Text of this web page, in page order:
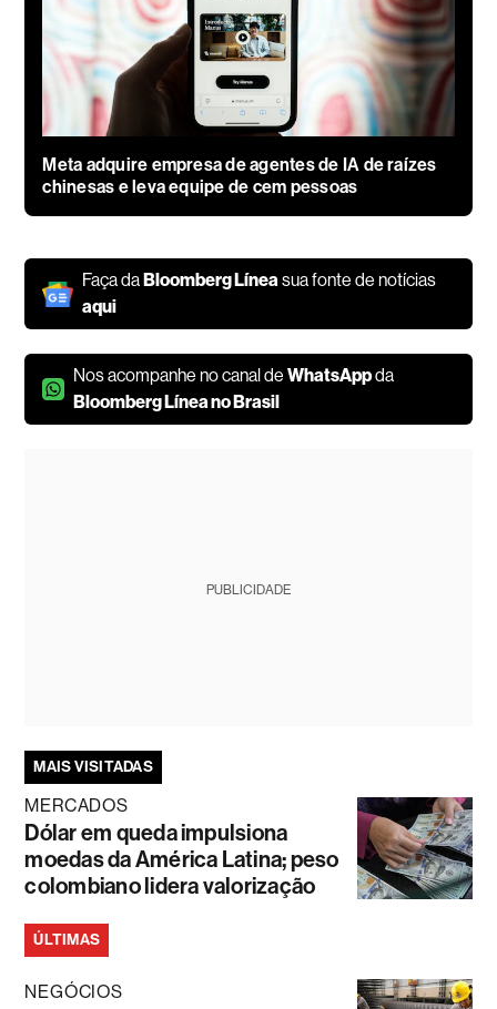
Meta adquire empresa de agentes de IA de raízes
chinesas e leva equipe de cem pessoas
Faça da Bloomberg Líneasua fonte de notícias
aqui
Nos acompanhe no canal deWhatsAppda
Bloomberg Línea no Brasil
PUBLICIDADE
MAIS VISITADAS
MERCADOS
Dólar em queda impulsiona
moedas da América Latina; peso
colombiano lidera valorização
ÚLTIMAS
NEGÓCIOS